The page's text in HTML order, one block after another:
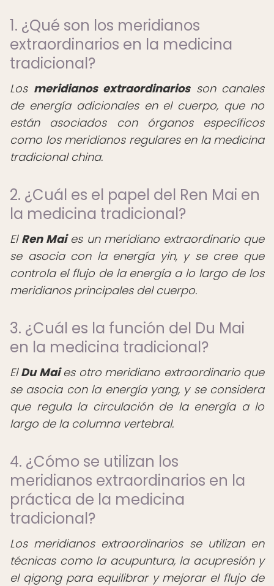
1. ¿Qué son los meridianos
extraordinarios en la medicina
tradicional?
Los meridianos extraordinariosson canales
de energía adicionales en el cuerpo, que no
están asociados con órganos específicos
como los meridianos regulares en la medicina
tradicional china.
2. ¿Cuál es el papel del Ren Mai en
la medicina tradicional?
El Ren Maies un meridiano extraordinario que
se asocia con la energía yin, y se cree que
controla el flujo de la energía a lo largo de los
meridianos principales del cuerpo.
3. ¿Cuál es la función del Du Mai
en la medicina tradicional?
ElDu Maies otro meridiano extraordinario que
se asocia con la energía yang, y se considera
que regula la circulación de la energía a lo
largo de la columna vertebral.
4. ¿Cómo se utilizan los
meridianos extraordinarios en la
práctica de la medicina
tradicional?
Los meridianos extraordinarios se utilizan en
técnicas como la acupuntura, la acupresión y
el qigong para equilibrar y mejorar el flujo de